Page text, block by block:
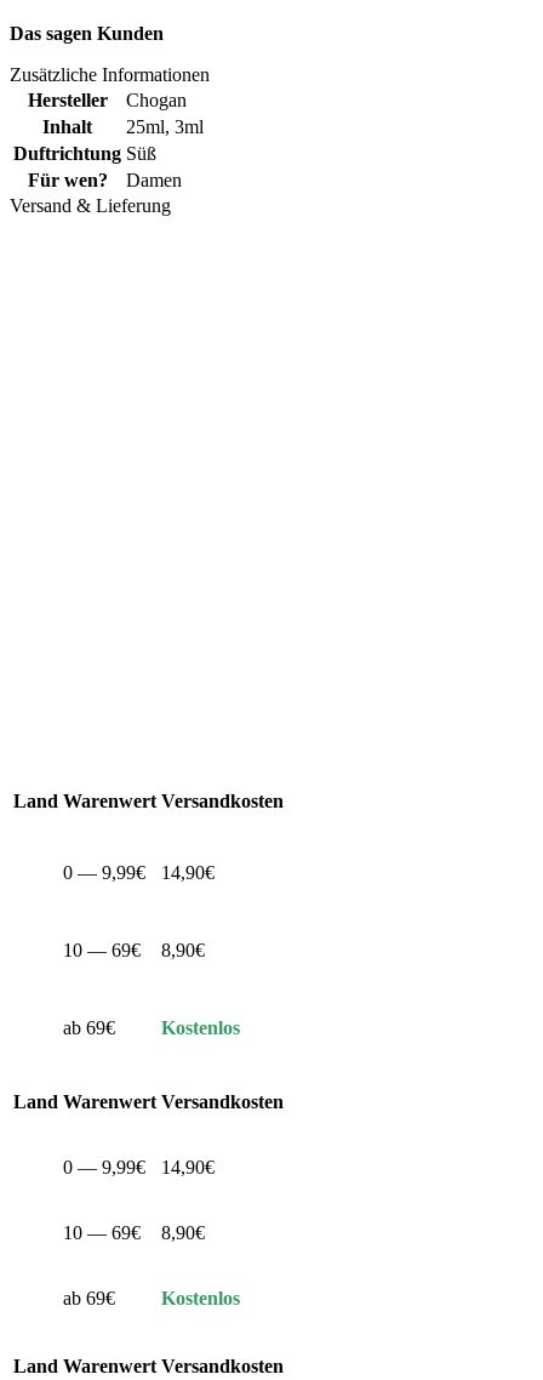
Das sagen Kunden
Zusätzliche Informationen
Hersteller
Chogan
Inhalt
25ml, 3ml
Duftrichtung Süß
Für wen?
Damen
Versand & Lieferung
Land Warenwert Versandkosten
0 — 9,99€ 14,90€
10 — 69€ 8,90€
ab 69€ Kostenlos
Land Warenwert Versandkosten
0 — 9,99€ 14,90€
10 — 69€ 8,90€
ab 69€ Kostenlos
Land Warenwert Versandkosten